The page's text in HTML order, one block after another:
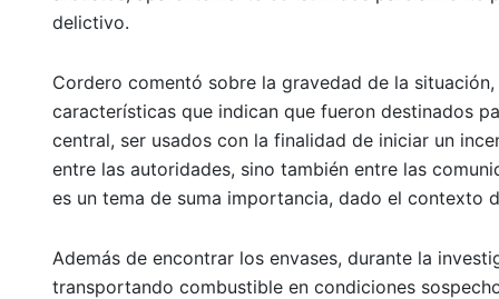
delictivo.
Cordero comentó sobre la gravedad de la
características que indican que fueron destinados
central, ser usados con la finalidad de iniciar un
entre las autoridades, sino también entre las
es un tema de suma importancia, dado el contexto
Además de encontrar los envases, durante la
transportando combustible en condiciones